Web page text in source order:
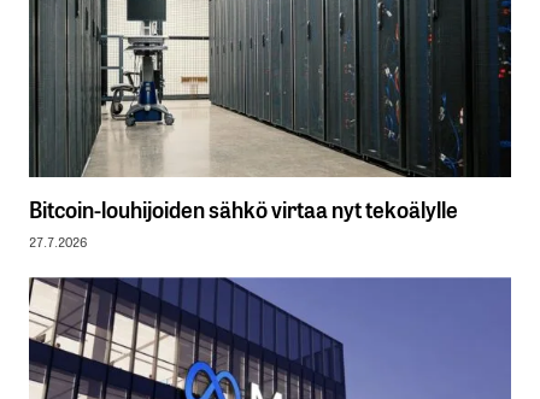
Bitcoin-louhijoiden sähkö virtaa nyt tekoälylle
27.7.2026